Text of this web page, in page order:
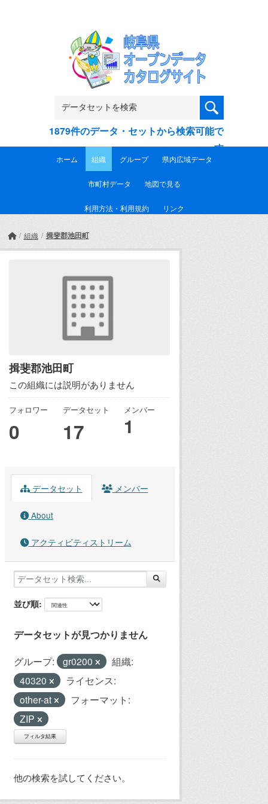
1879件のデータ・セットから検索可能で
す
ホーム 組織 グループ 県内広域データ
市町村データ 地図で見る
利用方法・利用規約 リンク
組織 揖斐郡池田町
揖斐郡池田町
この組織には説明がありません
フォロワー
0
データセット
17
メンバー
1
データセット メンバー
About
アクティビティストリーム
並び順
データセットが見つかりません
グループ: gr0200
組織:
40320
ライセンス:
other-at
フォーマット:
ZIP
フィルタ結果
他の検索を試してください。